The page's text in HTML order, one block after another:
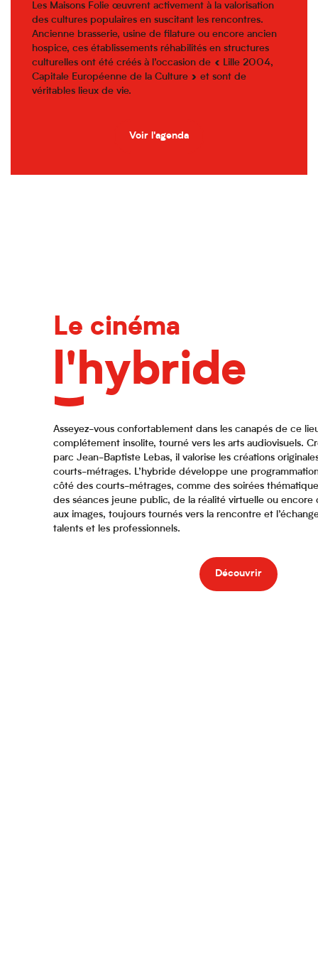
Les Maisons Folie œuvrent activement à la valorisation
des cultures populaires en suscitant les rencontres.
Ancienne brasserie, usine de filature ou encore ancien
hospice, ces établissements réhabilités en structures
culturelles ont été créés à l’occasion de « Lille 2004,
Capitale Européenne de la Culture » et sont de
véritables lieux de vie.
Voir l'agenda
Le cinéma
l'hybride
Asseyez-vous confortablement dans les canapés de ce
complétement insolite, tourné vers les arts audiovisuels.
parc Jean-Baptiste Lebas, il valorise les créations
courts-métrages. L’hybride développe une
côté des courts-métrages, comme des soirées
des séances jeune public, de la réalité virtuelle ou encore
aux images, toujours tournés vers la rencontre et
talents et les professionnels.
Découvrir